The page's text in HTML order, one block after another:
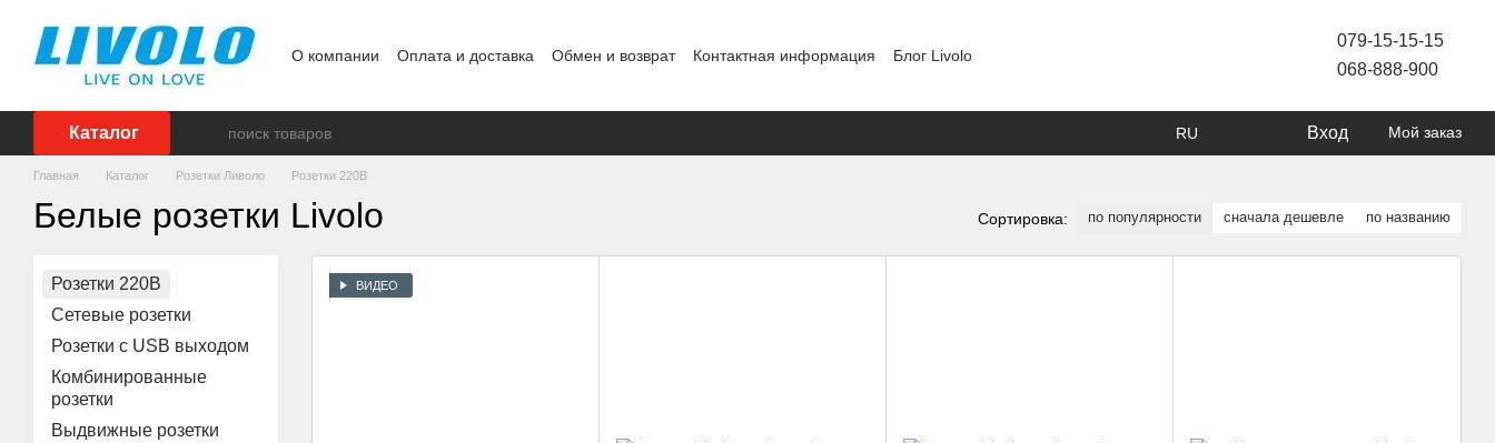
О компании Оплата и доставка Обмен и возврат Контактная информация
Блог Livolo
079-15-15-15
068-888-900
Каталог RU Вход Мой заказ
Главная Каталог Розетки Ливоло Розетки 220В
Белые розетки Livolo Сортировка: по популярности сначала дешевле по названию
ВИДЕО
Розетки 220В
Сетевые розетки
Розетки с USB выходом
Комбинированные
розетки
Выдвижные розетки